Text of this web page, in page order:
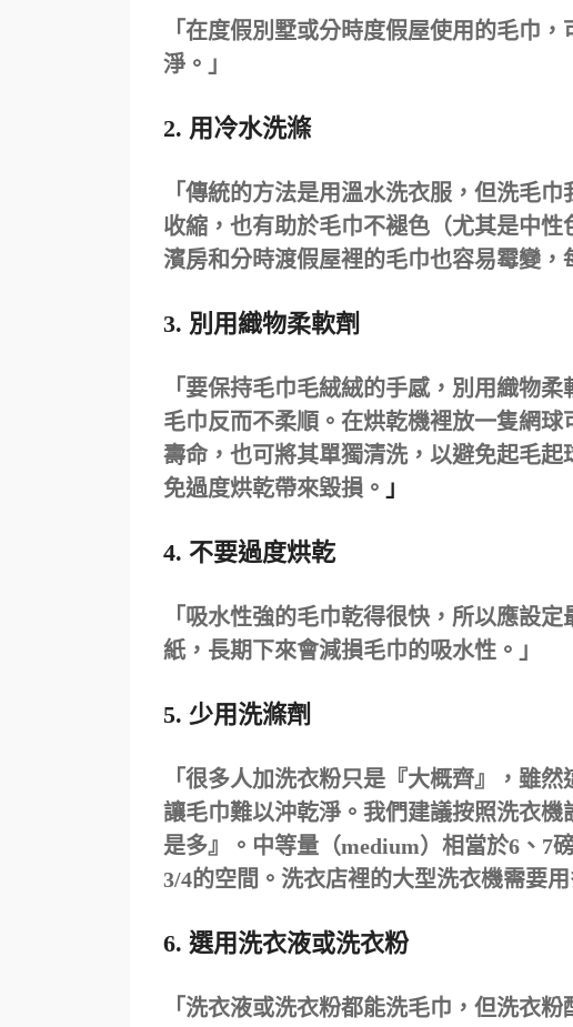
「在度假別墅或分時度假屋使用的毛巾
淨。」
2. 用冷水洗滌
「傳統的方法是用溫水洗衣服，但洗毛
收縮，也有助於毛巾不褪色（尤其是中
濱房和分時渡假屋裡的毛巾也容易霉變，
3. 別用織物柔軟劑
「要保持毛巾毛絨絨的手感，別用織物
毛巾反而不柔順。在烘乾機裡放一隻網
壽命，也可將其單獨清洗，以避免起毛
免過度烘乾帶來毀損。 」
4. 不要過度烘乾
「吸水性強的毛巾乾得很快，所以應設
紙，長期下來會減損毛巾的吸水性。」
5. 少用洗滌劑
「很多人加洗衣粉只是『大概齊』，雖
讓毛巾難以沖乾淨。我們建議按照洗衣
是多』。中等量（medium）相當於6、
3/4的空間。洗衣店裡的大型洗衣機需要用
6. 選用洗衣液或洗衣粉
「洗衣液或洗衣粉都能洗毛巾，但洗衣